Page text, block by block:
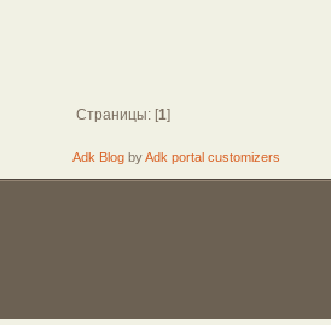
Страницы: [1]
Adk BlogbyAdk portal customizers